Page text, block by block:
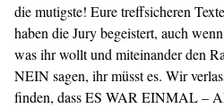
die mutigste! Eure treffsicheren
haben die Jury begeistert, auch
was ihr wollt und miteinander den
NEIN sagen, ihr müsst es. Wir
finden, dass ES WAR EINMAL –